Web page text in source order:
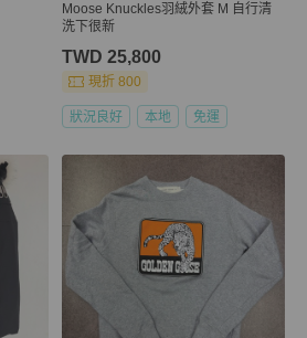
Moose Knuckles羽絨外套 M 自行清
洗下很新
TWD 25,800
現折 800
狀況良好 本地 免運